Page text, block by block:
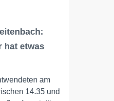
hat etwas
am
14.35 und